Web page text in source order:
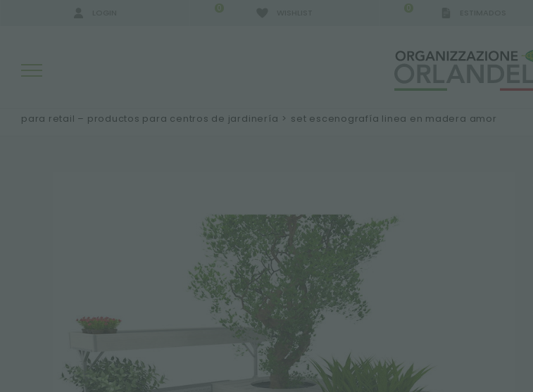
0 0
para retail – productos para centros de jardinería > set escenografía linea en madera amor